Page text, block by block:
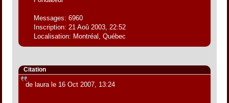
Messages: 6960
Inscription: 21 Aoû 2003, 22:52
Localisation: Montréal, Québec
Citation
de laura le 16 Oct 2007, 13:24